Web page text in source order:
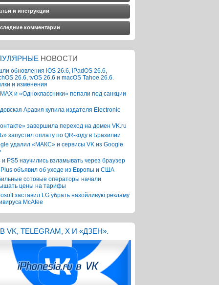
и инструкции
комментарии
НОВОСТИ
обновления iOS 26.6, iPadOS 26.6,
26.6, tvOS 26.6 и macOS Tahoe 26.6.
и изменения
и «Одноклассники» попали под санкции
Аравия купила издателя Electronic
завершила переход на домен VK.ru
запустил оплату по QR-коду в Бразилии
удалил «МАКС» и сервисы VK из Google
и PS5 научились взламывать через браузер
объявил об уходе из Европы и США
сотовые операторы начали
цены на тарифы
заставил LG убрать назойливую рекламу
McAfee
VK, TELEGRAM, X И «ДЗЕН».